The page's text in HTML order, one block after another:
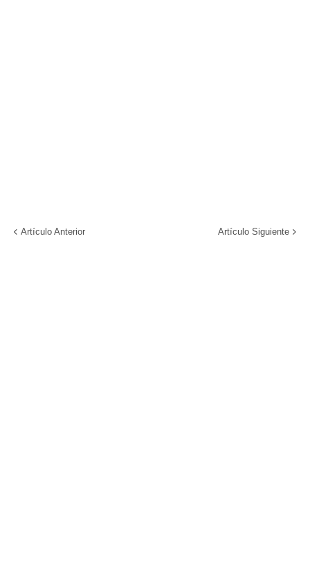
Artículo Anterior Artículo Siguiente